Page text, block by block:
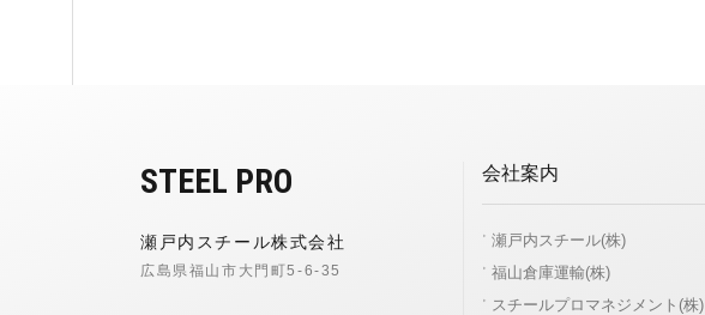
STEEL PRO
瀬戸内スチール株式会社
広島県福山市大門町5-6-35
会社案内
瀬戸内スチール(株)
福山倉庫運輸(株)
スチールプロマネジメント(株)